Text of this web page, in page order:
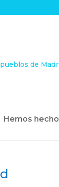
Hemos hecho